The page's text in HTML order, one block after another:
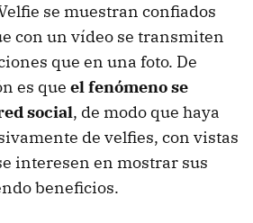
se muestran confiados
con un vídeo se transmiten
que en una foto. De
es que el fenómeno se
social, de modo que haya
de velfies, con vistas
interesen en mostrar sus
beneficios.